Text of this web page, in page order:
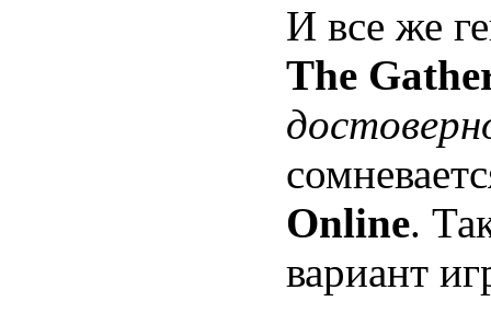
И все же
The
Online.
вариант